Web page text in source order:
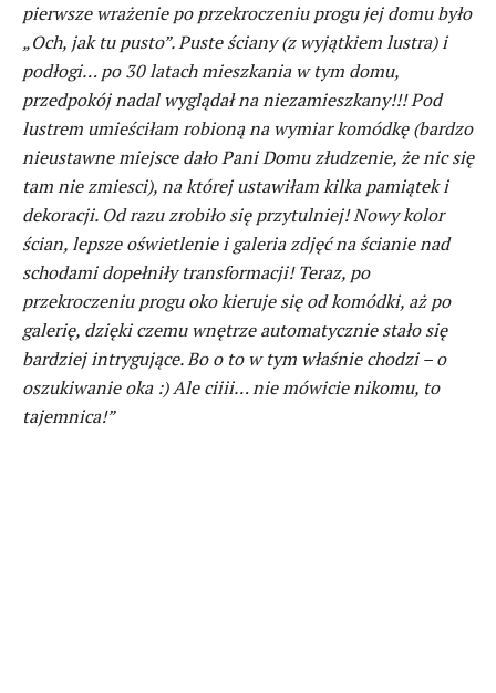
pierwsze wrażenie po przekroczeniu progu jej domu było
„Och, jak tu pusto”. Puste ściany (z wyjątkiem lustra) i
podłogi… po 30 latach mieszkania w tym domu,
przedpokój nadal wyglądał na niezamieszkany!!! Pod
lustrem umieściłam robioną na wymiar komódkę (bardzo
nieustawne miejsce dało Pani Domu złudzenie, że nic się
tam nie zmiesci), na której ustawiłam kilka pamiątek i
dekoracji. Od razu zrobiło się przytulniej! Nowy kolor
ścian, lepsze oświetlenie i galeria zdjęć na ścianie nad
schodami dopełniły transformacji! Teraz, po
przekroczeniu progu oko kieruje się od komódki, aż po
galerię, dzięki czemu wnętrze automatycznie stało się
bardziej intrygujące. Bo o to w tym właśnie chodzi – o
oszukiwanie oka :) Ale ciiii… nie mówicie nikomu, to
tajemnica!”